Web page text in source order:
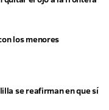
los menores
se reafirman en que sí